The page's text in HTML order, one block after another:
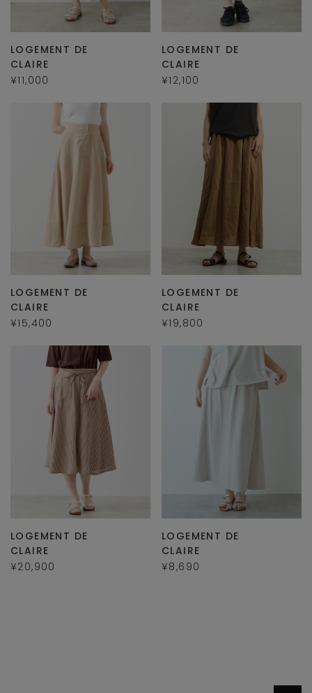
LOGEMENT DE
CLAIRE
¥11,000
LOGEMENT DE
CLAIRE
¥12,100
LOGEMENT DE
CLAIRE
¥15,400
LOGEMENT DE
CLAIRE
¥19,800
LOGEMENT DE
CLAIRE
¥20,900
LOGEMENT DE
CLAIRE
¥8,690